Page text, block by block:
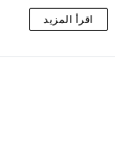
اقرأ المزيد